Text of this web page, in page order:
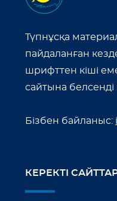
Түпнұсқа
пайдаланған
шрифттен кіші
сайтына белсенді
Бізбен байланыс:
КЕРЕКТІ